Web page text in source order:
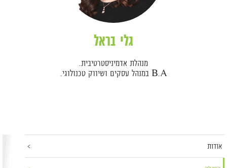
גלי בראל
מנהלת אדמיניסטרטיבית.
B.A במנהל עסקים ושיווק טכנולוגי.
אודות